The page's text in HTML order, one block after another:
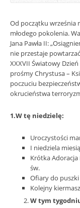
Od początku
młodego pokolenia.
Jana Pawła II:
nie przestaje
XXXVII Światowy
prośmy Chrystusa –
poczuciu
okrucieństwa
1.W tę niedzielę:
Uroczystości
I niedziela
Krótka
św.
Ofiary do
Kolejny
W tym